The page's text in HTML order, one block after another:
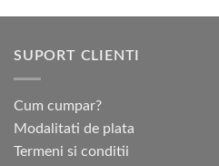
SUPORT CLIENTI
Cum cumpar?
Modalitati de plata
Termeni si conditii